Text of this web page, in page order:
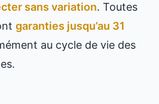
sans variation. Toutes
garanties jusqu’au 31
au cycle de vie des